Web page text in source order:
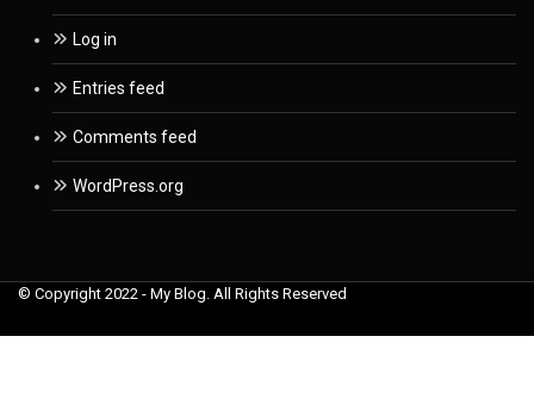
Log in
Entries feed
Comments feed
WordPress.org
© Copyright 2022 - My Blog. All Rights Reserved